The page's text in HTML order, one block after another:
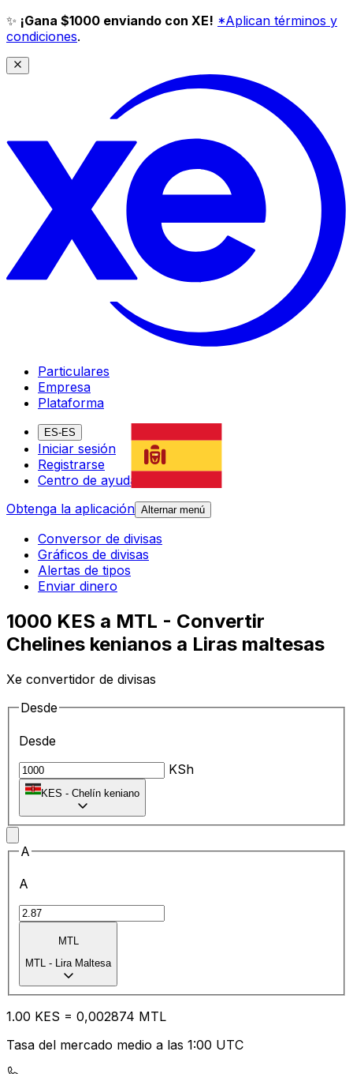
✨ ¡Gana $1000 enviando con XE! *Aplican términos y
condiciones.
Particulares
Empresa
Plataforma
ES-ES
Iniciar sesión
Registrarse
Centro de ayuda
Obtenga la aplicación Alternar menú
Conversor de divisas
Gráficos de divisas
Alertas de tipos
Enviar dinero
1000 KES a MTL - Convertir
Chelines kenianos a Liras maltesas
Xe convertidor de divisas
Desde
Desde
KSh
KES - Chelín keniano
A
A
MTL
MTL - Lira Maltesa
1.00 KES = 0,002874 MTL
Tasa del mercado medio a las 1:00 UTC